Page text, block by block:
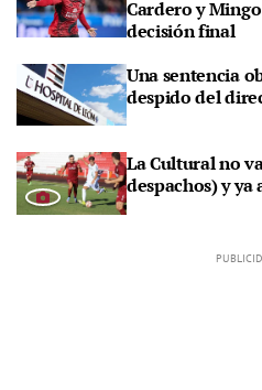
Cardero y
decisión final
Una sentencia
despido del
La Cultural no
despachos) y ya